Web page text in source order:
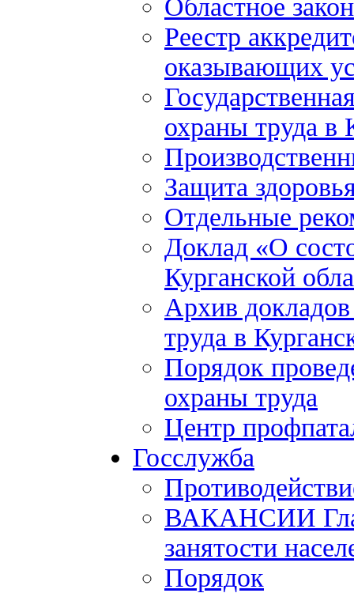
Областное
Реестр
оказывающих
охраны труда в
Защита
Отдельные
Доклад «О
Курганской
Архив
труда в
Порядок
охраны труда
Центр
Госслужба
ВАКАНСИИ
занятости
Порядок